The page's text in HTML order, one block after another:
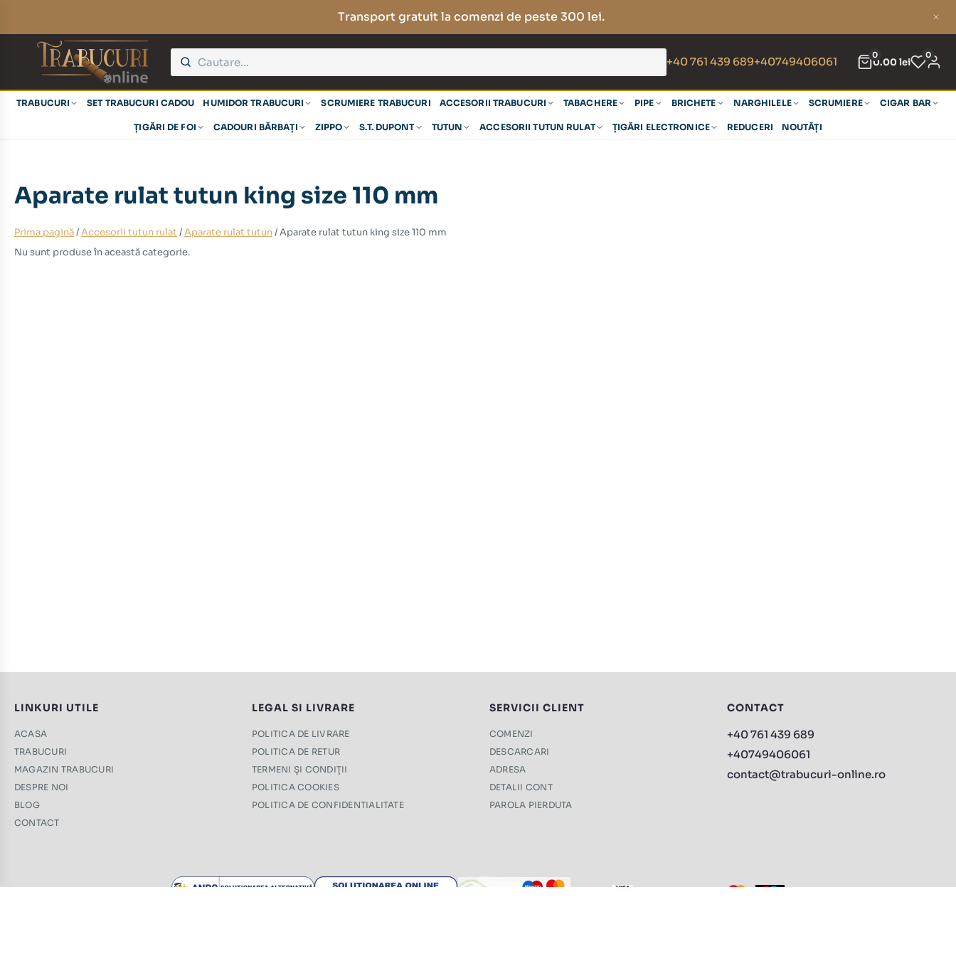
Transport gratuit la comenzi de peste 300 lei.
+40 761 439 689+40749406061 0
0.00lei
0
TRABUCURI SET TRABUCURI CADOU HUMIDOR TRABUCURI SCRUMIERE TRABUCURI ACCESORII TRABUCURI TABACHERE PIPE BRICHETE NARGHILELE SCRUMIERE CIGAR BAR
ȚIGĂRI DE FOI CADOURI BĂRBAȚI ZIPPO S.T. DUPONT TUTUN ACCESORII TUTUN RULAT ȚIGĂRI ELECTRONICE REDUCERI NOUTĂȚI
Aparate rulat tutun king size 110 mm
Prima pagină/Accesorii tutun rulat /Aparate rulat tutun/ Aparate rulat tutun king size 110 mm
Nu sunt produse în această categorie.
LINKURI UTILE
ACASA
TRABUCURI
MAGAZIN TRABUCURI
DESPRE NOI
BLOG
CONTACT
LEGAL SI LIVRARE
POLITICA DE LIVRARE
POLITICA DE RETUR
TERMENI ŞI CONDIŢII
POLITICA COOKIES
POLITICA DE CONFIDENTIALITATE
SERVICII CLIENT
COMENZI
DESCARCARI
ADRESA
DETALII CONT
PAROLA PIERDUTA
CONTACT
+40 761 439 689
+40749406061
contact@trabucuri-online.ro